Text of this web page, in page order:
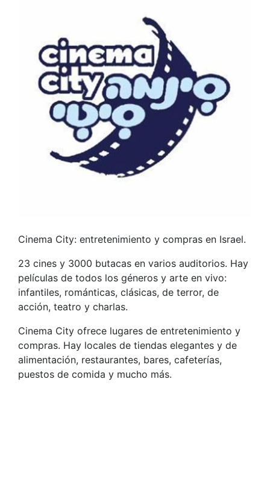
Cinema City: entretenimiento y compras en Israel.
23 cines y 3000 butacas en varios auditorios. Hay
películas de todos los géneros y arte en vivo:
infantiles, románticas, clásicas, de terror, de
acción, teatro y charlas.
Cinema City ofrece lugares de entretenimiento y
compras. Hay locales de tiendas elegantes y de
alimentación, restaurantes, bares, cafeterías,
puestos de comida y mucho más.